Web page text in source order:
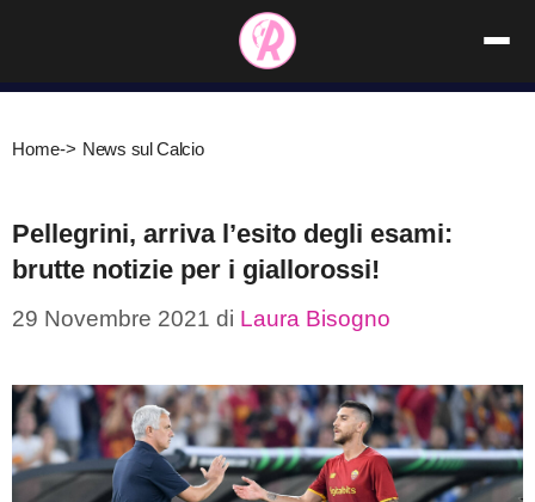
contenuto
Home-> News sul Calcio
Pellegrini, arriva l’esito degli esami:
brutte notizie per i giallorossi!
29 Novembre 2021 di Laura Bisogno